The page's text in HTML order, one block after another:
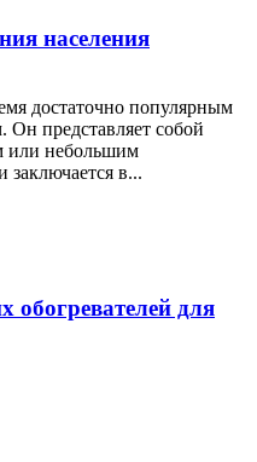
населения
достаточно популярным
Он представляет собой
или небольшим
в...
обогревателей для